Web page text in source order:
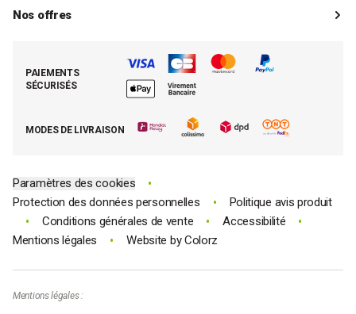
La boutique de Saint-Marcellin
La presse parle de Mathon
Paiements
Demande de rétractation
Mon compte client
Retrouver (ou activer) mon compte client
Nos offres
Nos best-sellers pâtisserie
Moins cher par lot
PAIEMENTS
SÉCURISÉS
MODES DE LIVRAISON
Paramètres des cookies •
Protection des données personnelles • Politique avis produit
• Conditions générales de vente • Accessibilité •
Mentions légales • Website byColorz
Mentions légales :